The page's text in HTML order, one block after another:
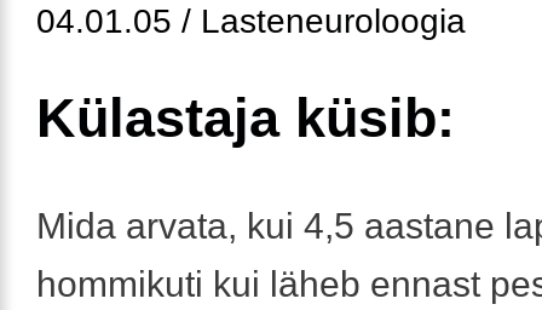
04.01.05 / Lasteneuroloogia
Külastaja küsib:
Mida arvata, kui 4,5 aastane
hommikuti kui läheb ennast